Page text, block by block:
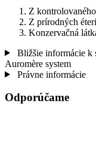
Z
Z prírodných
Konzervačná
Bližšie informácie k
Auromère system
Právne informácie
Odporúčame